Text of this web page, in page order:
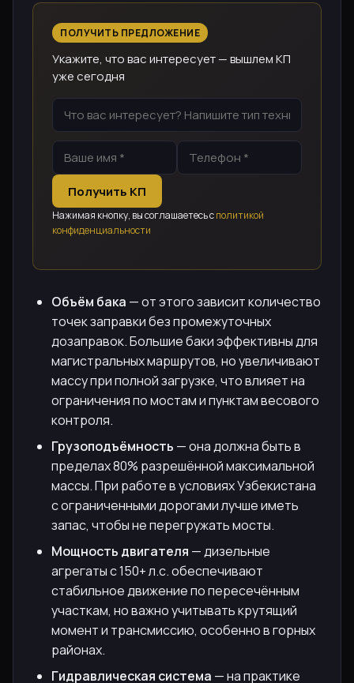
ПОЛУЧИТЬ ПРЕДЛОЖЕНИЕ
Укажите, что вас интересует — вышлем КП
уже сегодня
Получить КП
Нажимая кнопку, вы соглашаетесь сполитикой
конфиденциальности
Объём бака — от этого зависит количество
точек заправки без промежуточных
дозаправок. Большие баки эффективны для
магистральных маршрутов, но увеличивают
массу при полной загрузке, что влияет на
ограничения по мостам и пунктам весового
контроля.
Грузоподъёмность — она должна быть в
пределах 80% разрешённой максимальной
массы. При работе в условиях Узбекистана
с ограниченными дорогами лучше иметь
запас, чтобы не перегружать мосты.
Мощность двигателя — дизельные
агрегаты с 150+ л.с. обеспечивают
стабильное движение по пересечённым
участкам, но важно учитывать крутящий
момент и трансмиссию, особенно в горных
районах.
Гидравлическая система — на практике